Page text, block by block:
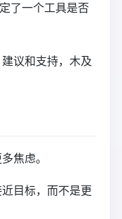
了一个工具是否
议和支持，木及
焦虑。
目标，而不是更